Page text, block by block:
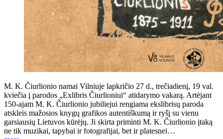
M. K. Čiurlionio namai Vilniuje lapkričio 27 d., trečiadienį, 19 val.
kviečia į parodos „Exlibris Čiurlioniui“ atidarymo vakarą. Artėjant
150-ajam M. K. Čiurlionio jubiliejui rengiama ekslibrisų paroda
atskleis mažosios knygų grafikos autentiškumą ir ryšį su vienu
garsiausių Lietuvos kūrėjų. Ji skirta priminti M. K. Čiurlionio įtaką
ne tik muzikai, tapybai ir fotografijai, bet ir platesnei…